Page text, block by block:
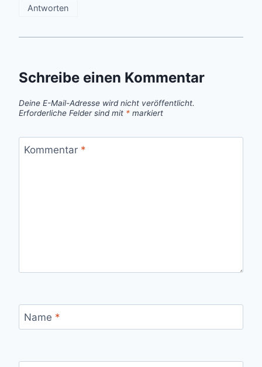
Antworten
Schreibe einen Kommentar
Deine E-Mail-Adresse wird nicht veröffentlicht.
Erforderliche Felder sind mit * markiert
Kommentar *
Name *